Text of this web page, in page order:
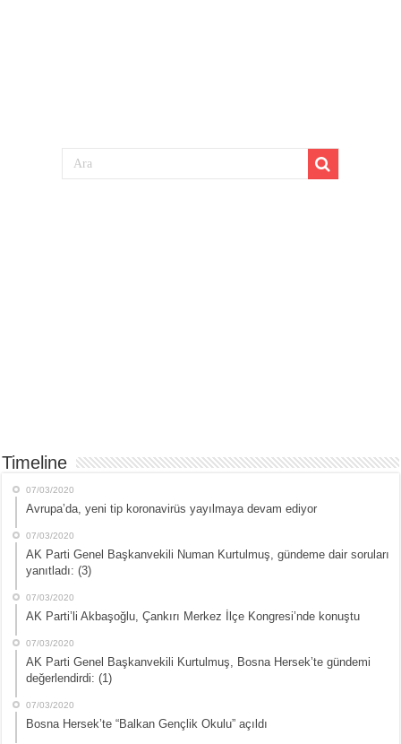
Timeline
07/03/2020
Avrupa’da, yeni tip koronavirüs yayılmaya devam ediyor
07/03/2020
AK Parti Genel Başkanvekili Numan Kurtulmuş, gündeme dair soruları
yanıtladı: (3)
07/03/2020
AK Parti’li Akbaşoğlu, Çankırı Merkez İlçe Kongresi’nde konuştu
07/03/2020
AK Parti Genel Başkanvekili Kurtulmuş, Bosna Hersek’te gündemi
değerlendirdi: (1)
07/03/2020
Bosna Hersek’te “Balkan Gençlik Okulu” açıldı